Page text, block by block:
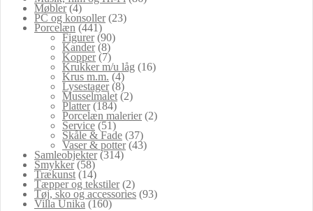
Møbler (4)
PC og konsoller (23)
Porcelæn (441)
Figurer (90)
Kander (8)
Kopper (7)
Krukker m/u låg (16)
Krus m.m. (4)
Lysestager (8)
Musselmalet (2)
Platter (184)
Porcelæn malerier (2)
Service (51)
Skåle & Fade (37)
Vaser & potter (43)
Samleobjekter (314)
Smykker (58)
Trækunst (14)
Tæpper og tekstiler (2)
Tøj, sko og accessories (93)
Villa Unika (160)